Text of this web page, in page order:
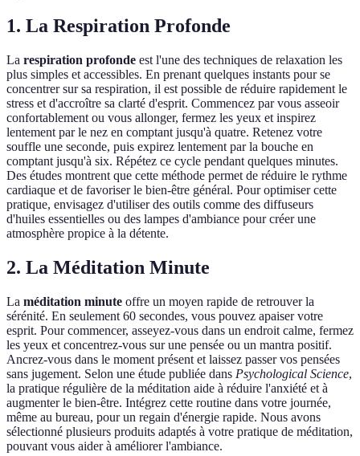
1. La Respiration Profonde
La respiration profonde est l'une des techniques de relaxation les
plus simples et accessibles. En prenant quelques instants pour se
concentrer sur sa respiration, il est possible de réduire rapidement le
stress et d'accroître sa clarté d'esprit. Commencez par vous asseoir
confortablement ou vous allonger, fermez les yeux et inspirez
lentement par le nez en comptant jusqu'à quatre. Retenez votre
souffle une seconde, puis expirez lentement par la bouche en
comptant jusqu'à six. Répétez ce cycle pendant quelques minutes.
Des études montrent que cette méthode permet de réduire le rythme
cardiaque et de favoriser le bien-être général. Pour optimiser cette
pratique, envisagez d'utiliser des outils comme des diffuseurs
d'huiles essentielles ou des lampes d'ambiance pour créer une
atmosphère propice à la détente.
2. La Méditation Minute
La méditation minute offre un moyen rapide de retrouver la
sérénité. En seulement 60 secondes, vous pouvez apaiser votre
esprit. Pour commencer, asseyez-vous dans un endroit calme, fermez
les yeux et concentrez-vous sur une pensée ou un mantra positif.
Ancrez-vous dans le moment présent et laissez passer vos pensées
sans jugement. Selon une étude publiée dans Psychological Science,
la pratique régulière de la méditation aide à réduire l'anxiété et à
augmenter le bien-être. Intégrez cette routine dans votre journée,
même au bureau, pour un regain d'énergie rapide. Nous avons
sélectionné plusieurs produits adaptés à votre pratique de méditation,
pouvant vous aider à améliorer l'ambiance.